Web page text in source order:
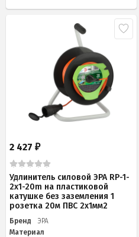
2 427 ₽
Удлинитель силовой ЭРА RP-1-
2x1-20m на пластиковой
катушке без заземления 1
розетка 20м ПВС 2х1мм2
Бренд
ЭРА
Материал